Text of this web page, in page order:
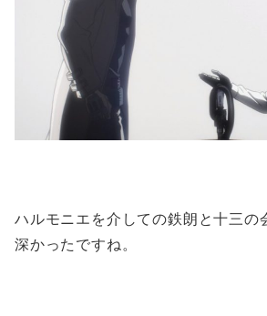
ハルモニエを介しての鉄朗と十三の
深かったですね。